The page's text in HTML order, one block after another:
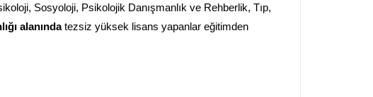
Sosyoloji, Psikolojik Danışmanlık ve Rehberlik, Tıp,
alanındatezsiz yüksek lisans yapanlar eğitimden